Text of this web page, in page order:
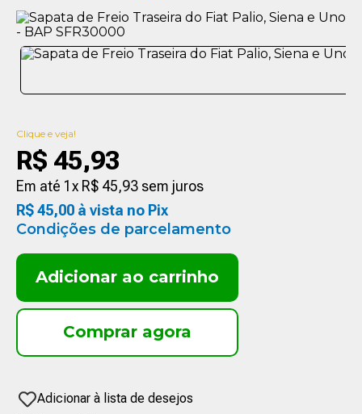
Clique e veja!
R$ 45,93
Em até 1 x R$ 45,93 sem juros
R$45,00 à vista no Pix
Condições de parcelamento
Adicionar ao carrinho